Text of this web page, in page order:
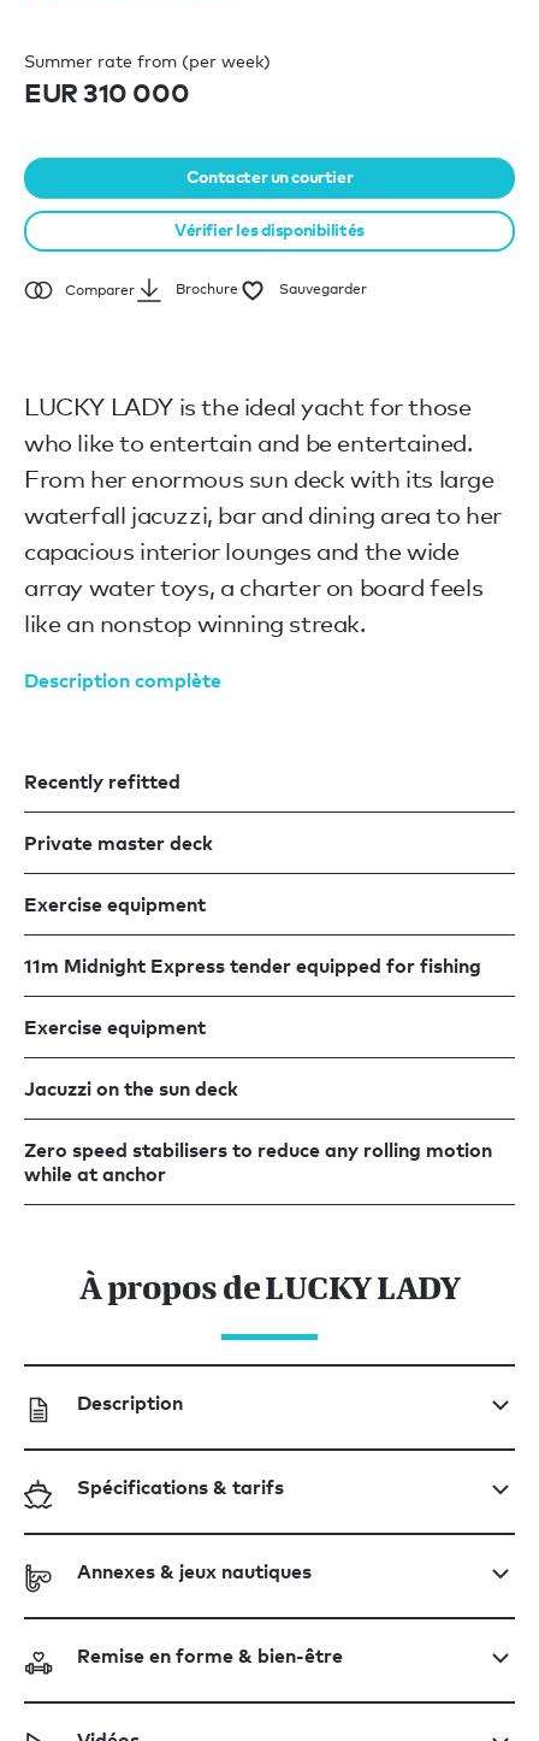
Summer rate from (per week)
EUR 310 000
Contacter un courtier
Vérifier les disponibilités
Comparer Brochure Sauvegarder
LUCKY LADY is the ideal yacht for those
who like to entertain and be entertained.
From her enormous sun deck with its large
waterfall jacuzzi, bar and dining area to her
capacious interior lounges and the wide
array water toys, a charter on board feels
like an nonstop winning streak.
Description complète
Recently refitted
Private master deck
Exercise equipment
11m Midnight Express tender equipped for fishing
Exercise equipment
Jacuzzi on the sun deck
Zero speed stabilisers to reduce any rolling motion
while at anchor
À propos de LUCKY LADY
Description
Spécifications & tarifs
Annexes & jeux nautiques
Remise en forme & bien-être